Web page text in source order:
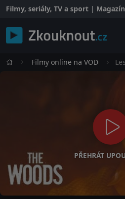
Filmy, seriály, TV a sport |
Filmy online na VOD
PŘEHRÁT